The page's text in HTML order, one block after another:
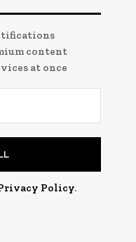
content
at once
Policy.